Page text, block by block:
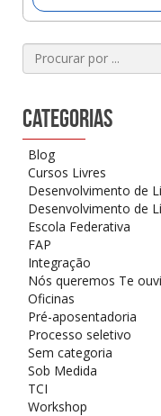
Categorias
Blog
Cursos Livres
Desenvolvimento de
Desenvolvimento de
Escola Federativa
FAP
Integração
Nós queremos Te
Oficinas
Pré-aposentadoria
Processo seletivo
Sem categoria
Sob Medida
TCI
Workshop